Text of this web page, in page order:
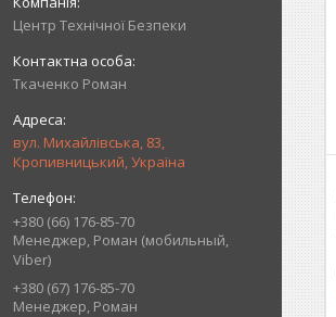
Центр Технічної Безпеки
Ткаченко Роман
вул. Михайлівська, 83,
Кропивницький, Україна
+380 (66) 176-85-70
Менеджер, Роман (мобильный,
Viber)
+380 (67) 176-85-70
Менеджер, Роман